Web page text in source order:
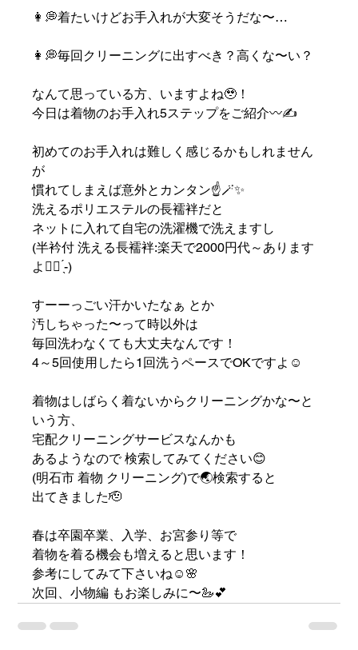
👩💭着たいけどお手入れが大変そうだな〜…
👩💭毎回クリーニングに出すべき？高くな〜い？
なんて思っている方、いますよね🥹！
今日は着物のお手入れ5ステップをご紹介〰️✍️
初めてのお手入れは難しく感じるかもしれません
が
慣れてしまえば意外とカンタン☝️🪄︎︎✨
洗えるポリエステルの長襦袢だと
ネットに入れて自宅の洗濯機で洗えますし
(半衿付 洗える長襦袢:楽天で2000円代～あります
よ👌🏻 ̖́-‬)
すーーっごい汗かいたなぁ とか
汚しちゃった〜って時以外は
毎回洗わなくても大丈夫なんです！
4～5回使用したら1回洗うペースでOKですよ☺️
着物はしばらく着ないからクリーニングかな〜と
いう方、
宅配クリーニングサービスなんかも
あるようなので 検索してみてください😊
(明石市 着物 クリーニング)で🌏検索すると
出てきました🫡
春は卒園卒業、入学、お宮参り等で
着物を着る機会も増えると思います！
参考にしてみて下さいね☺️🌸
次回、小物編 もお楽しみに〜🦢💕